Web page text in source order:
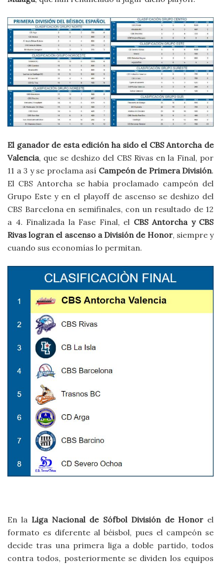
El ganador de esta edición ha sido el CBS Antorcha de
Valencia, que se deshizo del CBS Rivas en la Final, por
11 a 3 y se proclama así Campeón de Primera División.
El CBS Antorcha se había proclamado campeón del
Grupo Este y en el playoff de ascenso se deshizo del
CBS Barcelona en semifinales, con un resultado de 12
a 4. Finalizada la Fase Final, el CBS Antorcha y CBS
Rivas logran el ascenso a División de Honor, siempre y
cuando sus economías lo permitan.
En la Liga Nacional de Sófbol División de Honor el
formato es diferente al béisbol, pues el campeón se
decide tras una primera liga a doble partido, todos
contra todos, posteriormente se dividen los equipos